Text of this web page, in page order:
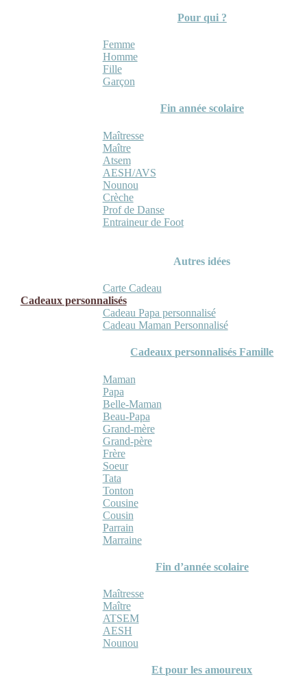
Pour qui ?
Femme
Homme
Fille
Garçon
Fin année scolaire
Maîtresse
Maître
Atsem
AESH/AVS
Nounou
Crèche
Prof de Danse
Entraineur de Foot
Autres idées
Carte Cadeau
Cadeaux personnalisés
Cadeau Papa personnalisé
Cadeau Maman Personnalisé
Cadeaux personnalisés Famille
Maman
Papa
Belle-Maman
Beau-Papa
Grand-mère
Grand-père
Frère
Soeur
Tata
Tonton
Cousine
Cousin
Parrain
Marraine
Fin d’année scolaire
Maîtresse
Maître
ATSEM
AESH
Nounou
Et pour les amoureux